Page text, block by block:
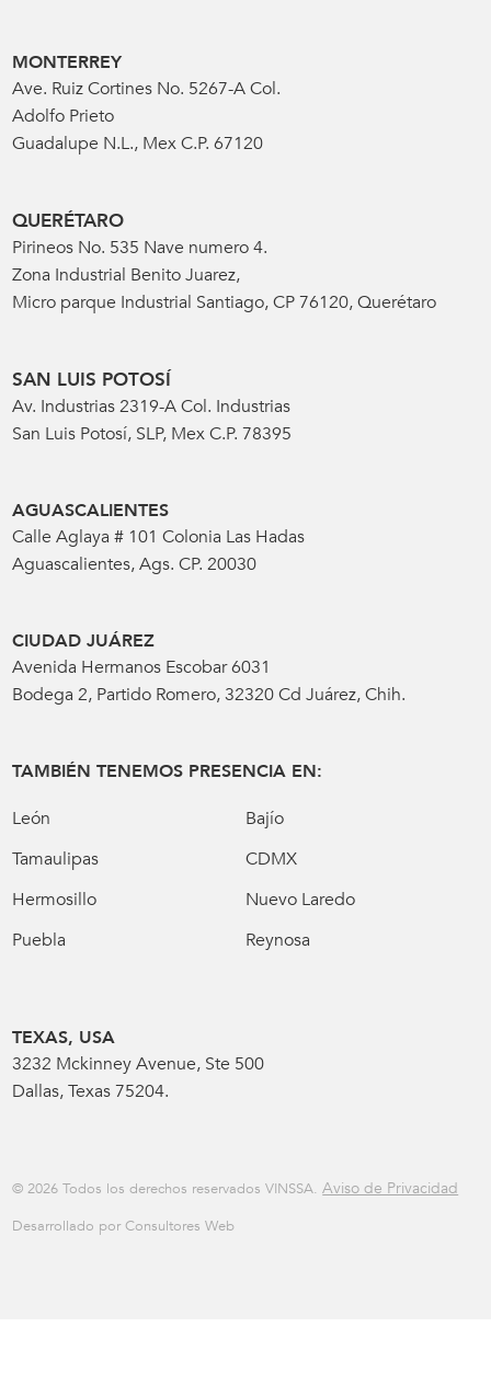
MONTERREY
Ave. Ruiz Cortines No. 5267-A Col.
Adolfo Prieto
Guadalupe N.L., Mex C.P. 67120
QUERÉTARO
Pirineos No. 535 Nave numero 4.
Zona Industrial Benito Juarez,
Micro parque Industrial Santiago, CP 76120, Querétaro
SAN LUIS POTOSÍ
Av. Industrias 2319-A Col. Industrias
San Luis Potosí, SLP, Mex C.P. 78395
AGUASCALIENTES
Calle Aglaya # 101 Colonia Las Hadas
Aguascalientes, Ags. CP. 20030
CIUDAD JUÁREZ
Avenida Hermanos Escobar 6031
Bodega 2, Partido Romero, 32320 Cd Juárez, Chih.
TAMBIÉN TENEMOS PRESENCIA EN:
León
Bajío
Tamaulipas
CDMX
Hermosillo
Nuevo Laredo
Puebla
Reynosa
TEXAS, USA
3232 Mckinney Avenue, Ste 500
Dallas, Texas 75204.
© 2026 Todos los derechos reservados VINSSA.Aviso de Privacidad
Desarrollado por Consultores Web